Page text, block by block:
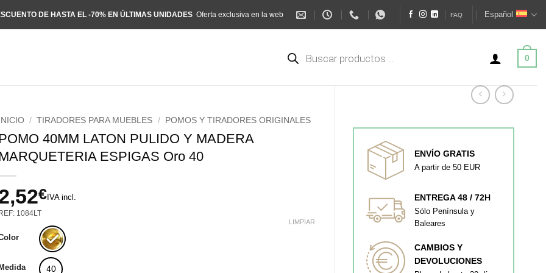
DE HASTA EL -70% EN ÚLTIMAS UNIDADES Oferta exclusiva en la web FAQ Español
productos
0
ENVÍO GRATIS
A partir de 50 EUR
ENTREGA 48 / 72H
Sólo Península y
Baleares
CAMBIOS Y
DEVOLUCIONES
INICIO / TIRADORES PARA MUEBLES / POMOS Y TIRADORES ORIGINALES
40MM LATON PULIDO Y MADERA
ESPIGAS Oro 40
€ IVA incl.
1084LT
Medida 40
LIMPIAR